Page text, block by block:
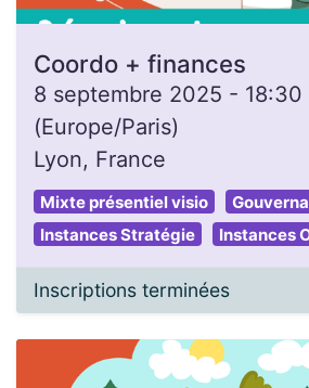
Coordo + finances
8 septembre 2025 - 18:30
(Europe/Paris)
Lyon, France
Mixte présentiel visio
Instances Stratégie
Instances
Inscriptions terminées